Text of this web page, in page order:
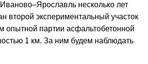
несколько лет
второй экспериментальный участок
опытной партии асфальтобетонной
1 км. За ним будем наблюдать